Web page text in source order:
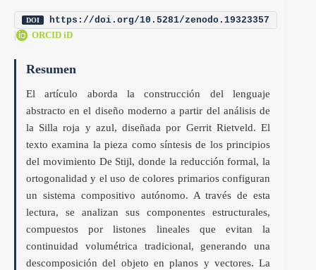
DOI https://doi.org/10.5281/zenodo.19323357
| ORCID iD
Resumen
El artículo aborda la construcción del lenguaje
abstracto en el diseño moderno a partir del análisis de
la Silla roja y azul, diseñada por Gerrit Rietveld. El
texto examina la pieza como síntesis de los principios
del movimiento De Stijl, donde la reducción formal, la
ortogonalidad y el uso de colores primarios configuran
un sistema compositivo autónomo. A través de esta
lectura, se analizan sus componentes estructurales,
compuestos por listones lineales que evitan la
continuidad volumétrica tradicional, generando una
descomposición del objeto en planos y vectores. La